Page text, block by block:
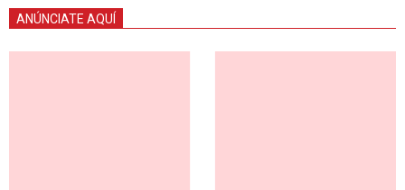
ANÚNCIATE AQUÍ